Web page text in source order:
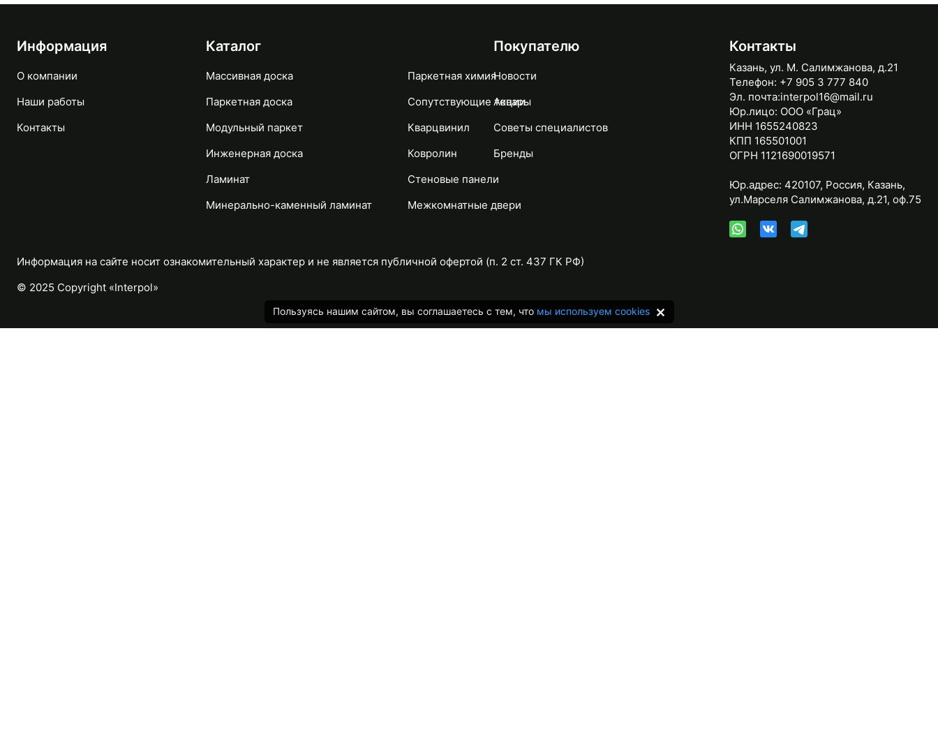
Информация
О компании
Наши работы
Контакты
Каталог
Массивная доска
Паркетная доска
Модульный паркет
Инженерная доска
Ламинат
Минерально-каменный ламинат
Паркетная химия
Сопутствующие товары
Кварцвинил
Ковролин
Стеновые панели
Межкомнатные двери
Покупателю
Новости
Акции
Советы специалистов
Бренды
Контакты
Казань, ул. М. Салимжанова, д.21
Телефон: +7 905 3 777 840
Эл. почта:interpol16@mail.ru
Юр.лицо: ООО «Грац»
ИНН 1655240823
КПП 165501001
ОГРН 1121690019571
Юр.адрес: 420107, Россия, Казань,
ул.Марселя Салимжанова, д.21, оф.75
Информация на сайте носит ознакомительный характер и не является публичной офертой (п. 2 ст. 437 ГК РФ)
© 2025 Copyright «Interpol»
Пользуясь нашим сайтом, вы соглашаетесь с тем, что мы используем cookies